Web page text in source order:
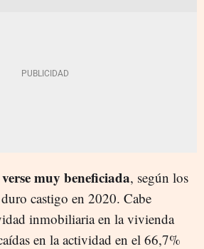
muy beneficiada, según los
castigo en 2020. Cabe
inmobiliaria en la vivienda
en la actividad en el 66,7%